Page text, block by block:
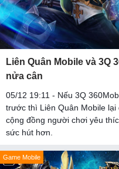
Liên Quân Mobile và 3Q
nửa cân
05/12 19:11 - Nếu 3Q
trước thì Liên Quân Mobile
cộng đồng người chơi yêu
sức hút hơn.
Game Mobile